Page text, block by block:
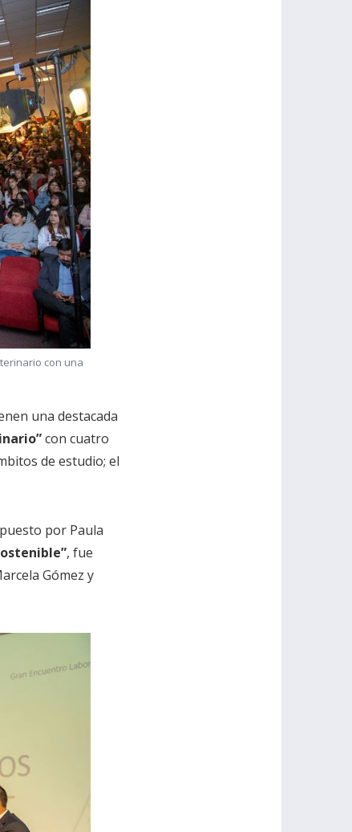
con una
una destacada
con cuatro
de estudio; el
por Paula
, fue
Gómez y